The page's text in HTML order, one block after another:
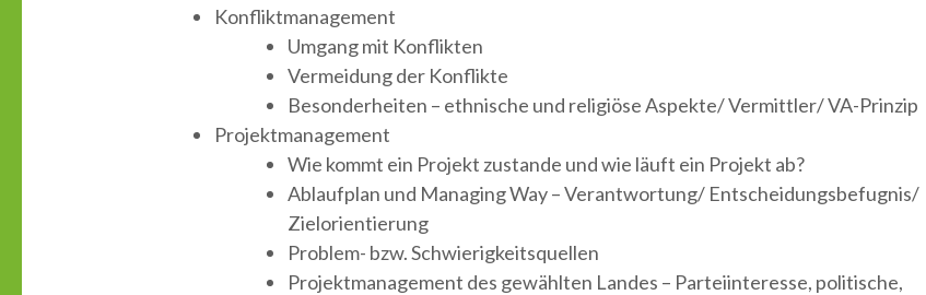
Konfliktmanagement
Umgang mit Konflikten
Vermeidung der Konflikte
Besonderheiten – ethnische und religiöse Aspekte/ Vermittler/ VA-Prinzip
Projektmanagement
Wie kommt ein Projekt zustande und wie läuft ein Projekt ab?
Ablaufplan und Managing Way – Verantwortung/ Entscheidungsbefugnis/
Zielorientierung
Problem- bzw. Schwierigkeitsquellen
Projektmanagement des gewählten Landes – Parteiinteresse, politische,